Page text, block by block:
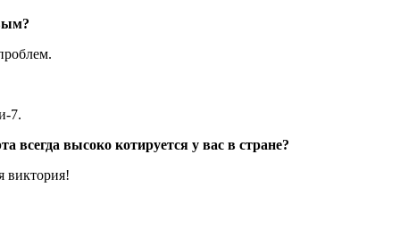
7.
высоко котируется у вас в стране?
виктория!